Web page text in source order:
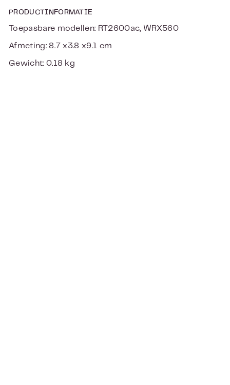
PRODUCTINFORMATIE
Toepasbare modellen: RT2600ac, WRX560
Afmeting: 8.7 x3.8 x9.1 cm
Gewicht: 0.18 kg